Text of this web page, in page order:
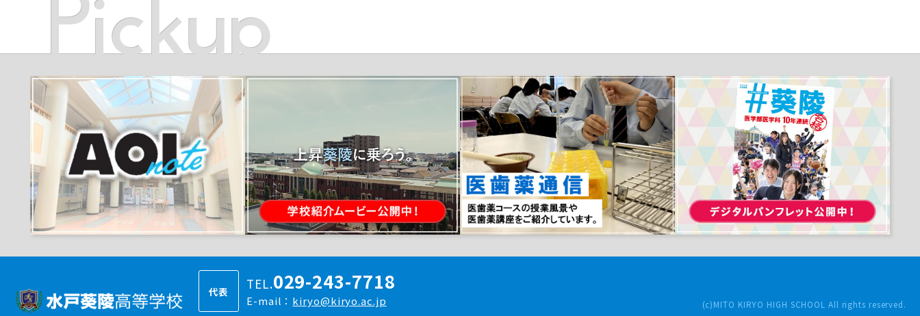
代表 TEL.029-243-7718
E-mail： kiryo@kiryo.ac.jp
(c)MITO KIRYO HIGH SCHOOL All rights reserved.